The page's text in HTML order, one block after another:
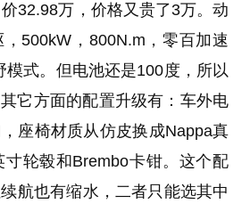
32.98万，价格又贵了3万。动
500kW，800N.m，零百加速
模式。但电池还是100度，所以
它方面的配置升级有：车外电
座椅材质从仿皮换成Nappa真
寸轮毂和Brembo卡钳。这个配
航也有缩水，二者只能选其中